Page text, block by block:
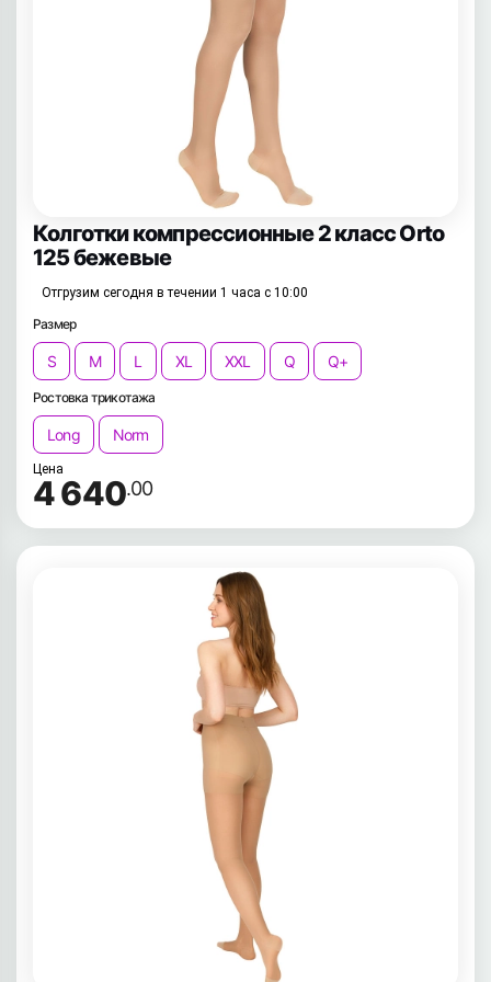
Колготки компрессионные 2 класс Orto
125 бежевые
Отгрузим сегодня в течении 1 часа с 10:00
Размер
S M L XL XXL Q Q+
Ростовка трикотажа
Long Norm
Цена
4 640.00